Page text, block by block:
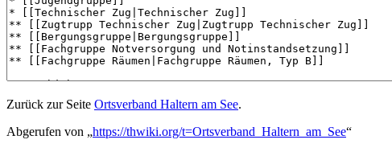
Zurück zur Seite Ortsverband Haltern am See.
Abgerufen von „https://thwiki.org/t=Ortsverband_Haltern_am_See“